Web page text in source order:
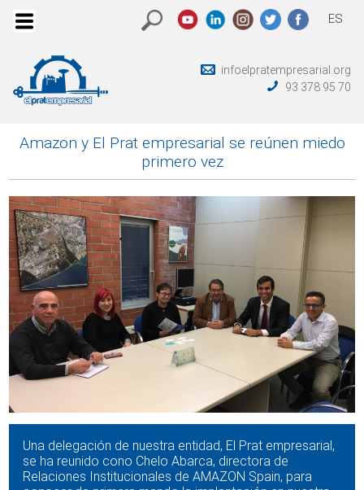
ES
infoelpratempresarial.org
93 378 95 70
Amazon y El Prat empresarial se reúnen miedo
primero vez
Una delegación de nuestra entidad, El Prat empresarial,
se ha reunido cono Chelo Abarca, directora de
Relaciones Institucionales de AMAZON Spain, para